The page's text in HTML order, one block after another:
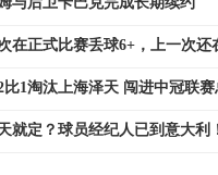
在正式比赛丢球6+，上一次还
比1淘汰上海泽天 闯进中冠联
就定？球员经纪人已到意大利